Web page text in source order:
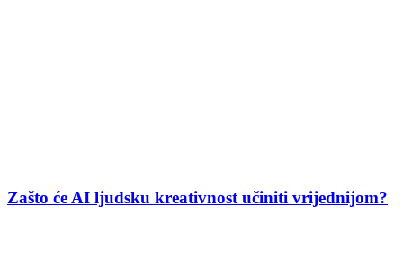
Zašto će AI ljudsku kreativnost učiniti vrijednijom?